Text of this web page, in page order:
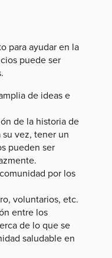
para ayudar en la
puede ser
de ideas e
de la historia de
vez, tener un
pueden ser
por los
voluntarios, etc.
entre los
de lo que se
saludable en